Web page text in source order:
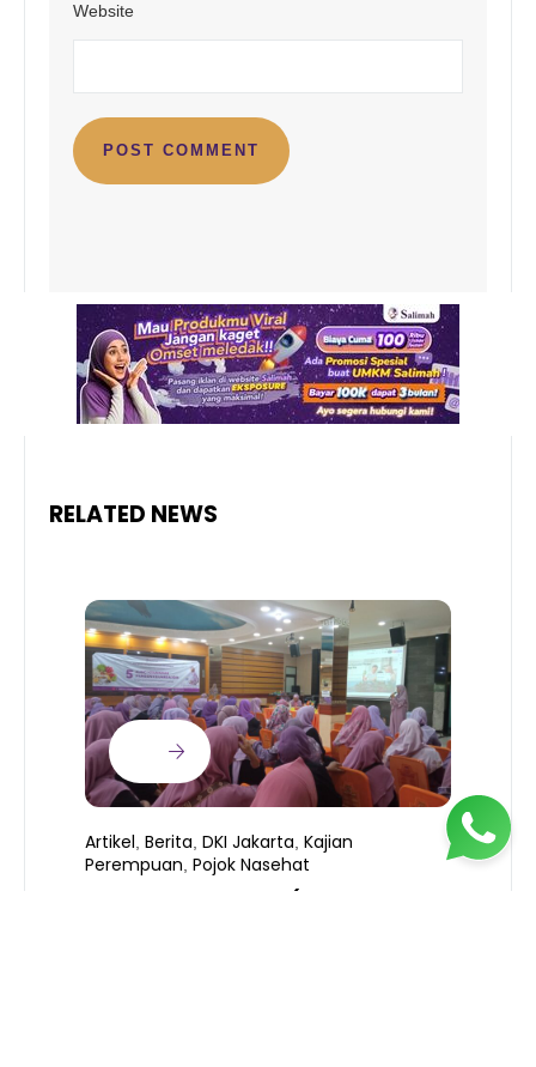
Website
RELATED NEWS
Artikel Berita DKI Jakarta Kajian
Perempuan Pojok Nasehat
KEAMANAN PANGAN (PART 2 –